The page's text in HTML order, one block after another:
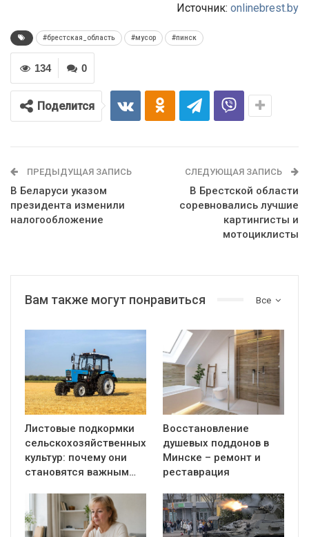
Источник: onlinebrest.by
#брестская_область #мусор #пинск
0
134
Поделится
ПРЕДЫДУЩАЯ ЗАПИСЬ
В Беларуси указом
президента изменили
налогообложение
СЛЕДУЮЩАЯ ЗАПИСЬ
В Брестской области
соревновались лучшие
картингисты и
мотоциклисты
Все
Вам также могут понравиться
Листовые подкормки
сельскохозяйственных
культур: почему они
становятся важным…
Восстановление
душевых поддонов в
Минске – ремонт и
реставрация